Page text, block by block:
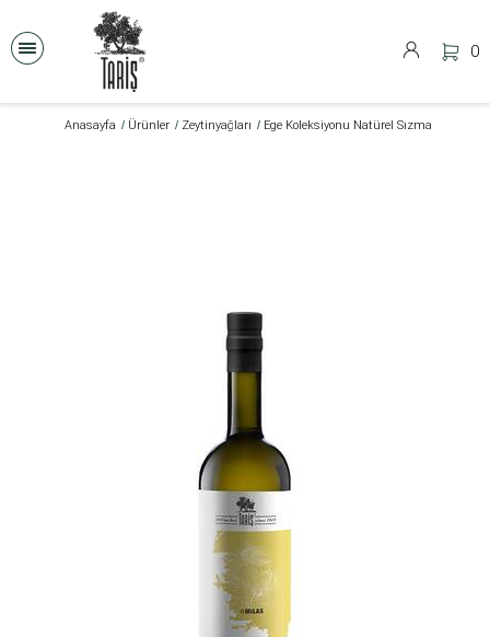
0
Anasayfa Ürünler Zeytinyağları Ege Koleksiyonu Natürel Sızma